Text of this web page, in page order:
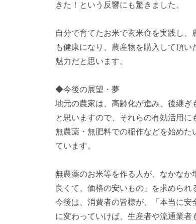
きた！という反響にも驚きました。
自分で育てたお米で玄米食を実践し
も健康になり、農産物を購入して頂
魅力だと思います。
◆今後の展望・夢
地元の農家は、高齢化が進み、後継
と思いますので、それらの有効活用に
無農薬・無肥料での稲作などを始め
ています。
無農薬のお米等を作る人が、なかな
良くて、価格の安いもの」を求められ
今後は、消費者の皆様が、「本当に安
に変わっていけば、生産者や流通業者